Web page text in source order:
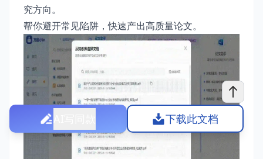
究方向。
帮你避开常见陷阱，快速产出高质量论文。
下载此文档